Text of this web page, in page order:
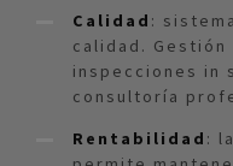
Calidad :
calidad.
inspecciones in
consultoría
Rentabilidad :